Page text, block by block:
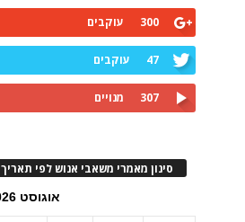
300 עוקבים
47 עוקבים
307 מנויים
סינון מאמרי משאבי אנוש לפי תאריך
אוגוסט 2026